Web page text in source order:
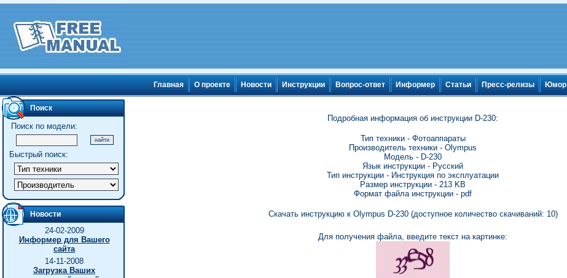
Главная О проекте Новости Инструкции Вопрос-ответ Информер Статьи Пресс-релизы Юмор
Поиск
Поиск по модели:
Быстрый поиск:
Новости
24-02-2009
Информер для Вашего
сайта
14-11-2008
Загрузка Ваших
Подробная информация об инструкции D-230:
Тип техники - Фотоаппараты
Производитель техники - Olympus
Модель - D-230
Язык инструкции - Русский
Тип инструкции - Инструкция по эксплуатации
Размер инструкции - 213 KB
Формат файла инструкции - pdf
Скачать инструкцию к Olympus D-230 (доступное количество скачиваний: 10)
Для получения файла, введите текст на картинке: